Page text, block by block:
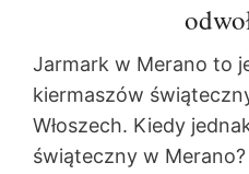
Jarmark w Merano to
kiermaszów
Włoszech. Kiedy
świąteczny w